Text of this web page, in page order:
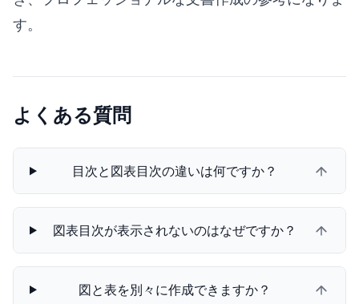
す。
よくある質問
目次と図表目次の違いは何ですか？
図表目次が表示されないのはなぜですか？
図と表を別々に作成できますか？